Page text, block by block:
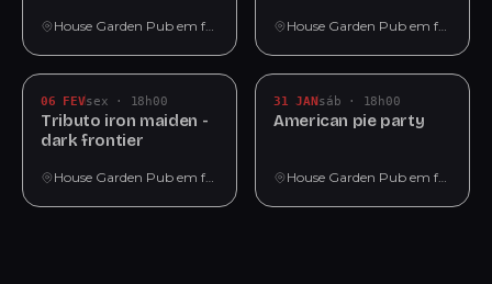
House Garden Pub em fortaleza House Garden Pub em fortaleza
06 FEVsex · 18h00
Tributo iron maiden -
dark frontier
House Garden Pub em fortaleza
31 JANsáb · 18h00
American pie party
House Garden Pub em fortaleza